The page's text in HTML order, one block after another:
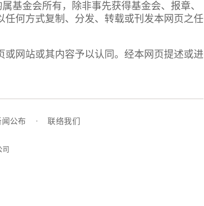
基金会所有，除非事先获得基金会、报章、
何方式复制、分发、转载或刊发本网页之任
网站或其内容予以认同。经本网页提述或进
闻公布 · 联络我们